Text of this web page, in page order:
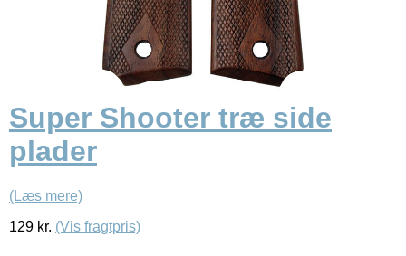
Super Shooter træ side
plader
(Læs mere)
129 kr. (Vis fragtpris)